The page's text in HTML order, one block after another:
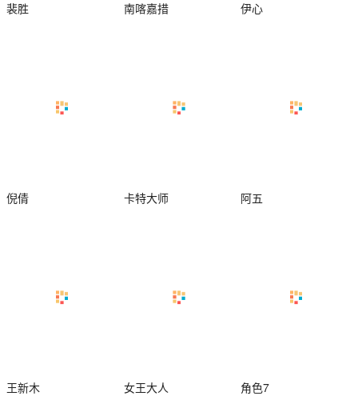
裴胜 南喀嘉措 伊心
倪倩 卡特大师 阿五
王新木 女王大人 角色7